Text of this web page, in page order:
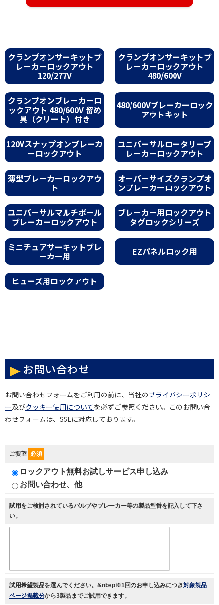
クランプオンサーキットブ
レーカーロックアウト
120/277V
クランプオンサーキットブ
レーカーロックアウト
480/600V
クランプオンブレーカーロ
ックアウト 480/600V 留め
具（クリート）付き
480/600Vブレーカーロック
アウトキット
120Vスナップオンブレーカ
ーロックアウト
ユニバーサルロータリーブ
レーカーロックアウト
薄型ブレーカーロックアウ
ト
オーバーサイズクランプオ
ンブレーカーロックアウト
ユニバーサルマルチポール
ブレーカーロックアウト
ブレーカー用ロックアウト
タグロックシリーズ
ミニチュアサーキットブレ
ーカー用 EZパネルロック用
ヒューズ用ロックアウト
お問い合わせ
お問い合わせフォームをご利用の前に、当社のプライバシーポリシ
ー及びクッキー使用についてを必ずご参照ください。このお問い合
わせフォームは、SSLに対応しております。
ご要望 必須
ロックアウト無料お試しサービス申し込み
お問い合わせ、他
試用をご検討されているバルブやブレーカー等の製品型番を記入して下さ
い。
試用希望製品を選んでください。&nbsp※1回のお申し込みにつき対象製品
ページ掲載分から3製品までご試用できます。